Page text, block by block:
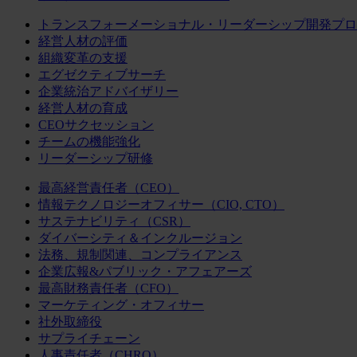
トランスフォーメーショナル・リーダーシップ開発プ
経営人材の評価
組織変革の支援
エグゼクティブサーチ
企業統治アドバイザリー
経営人材の育成
CEOサクセッション
チームの機能強化
リーダーシップ研修
最高経営責任者（CEO）
情報テクノロジーオフィサー（CIO, CTO）
サステナビリティ（CSR）
ダイバーシティ＆インクルージョン
法務、規制関連、コンプライアンス
企業広報&パブリック・アフェアーズ
最高財務責任者（CFO）
マーケティング・オフィサー
社外取締役
サプライチェーン